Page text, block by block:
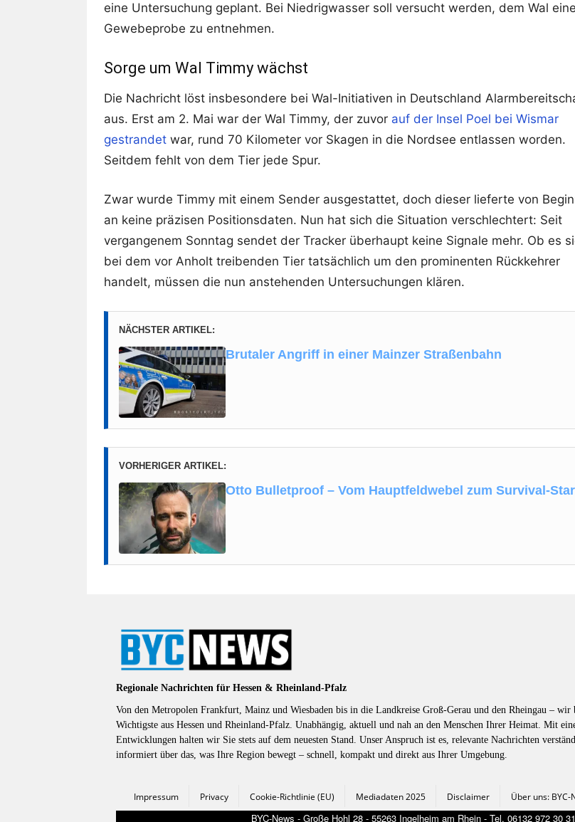
eine Untersuchung geplant. Bei Niedrigwasser soll versucht werden, dem Wal eine
Gewebeprobe zu entnehmen.
Sorge um Wal Timmy wächst
Die Nachricht löst insbesondere bei Wal-Initiativen in Deutschland
aus. Erst am 2. Mai war der Wal Timmy, der zuvor auf der Insel Poel bei Wismar
gestrandet war, rund 70 Kilometer vor Skagen in die Nordsee entlassen worden.
Seitdem fehlt von dem Tier jede Spur.
Zwar wurde Timmy mit einem Sender ausgestattet, doch dieser lieferte von
an keine präzisen Positionsdaten. Nun hat sich die Situation verschlechtert: Seit
vergangenem Sonntag sendet der Tracker überhaupt keine Signale mehr. Ob es
bei dem vor Anholt treibenden Tier tatsächlich um den prominenten Rückkehrer
handelt, müssen die nun anstehenden Untersuchungen klären.
NÄCHSTER ARTIKEL:
Brutaler Angriff in einer Mainzer Straßenbahn
VORHERIGER ARTIKEL:
Otto Bulletproof – Vom Hauptfeldwebel zum Survival-Star
Regionale Nachrichten für Hessen & Rheinland-Pfalz
Von den Metropolen Frankfurt, Mainz und Wiesbaden bis in die Landkreise Groß-Gerau und den Rheingau –
Wichtigste aus Hessen und Rheinland-Pfalz. Unabhängig, aktuell und nah an den Menschen Ihrer Heimat. Mit
Entwicklungen halten wir Sie stets auf dem neuesten Stand. Unser Anspruch ist es, relevante Nachrichten
informiert über das, was Ihre Region bewegt – schnell, kompakt und direkt aus Ihrer Umgebung.
Impressum Privacy Cookie-Richtlinie (EU) Mediadaten 2025 Disclaimer Über uns: BYC-
BYC-News - Große Hohl 28 - 55263 Ingelheim am Rhein - Tel. 06132 972 30